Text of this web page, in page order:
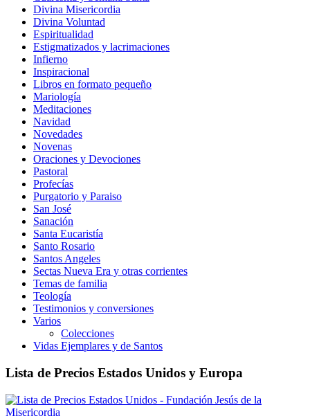
Divina Misericordia
Divina Voluntad
Espiritualidad
Estigmatizados y lacrimaciones
Infierno
Inspiracional
Libros en formato pequeño
Mariología
Meditaciones
Navidad
Novedades
Novenas
Oraciones y Devociones
Pastoral
Profecías
Purgatorio y Paraiso
San José
Sanación
Santa Eucaristía
Santo Rosario
Santos Angeles
Sectas Nueva Era y otras corrientes
Temas de familia
Teología
Testimonios y conversiones
Varios
Colecciones
Vidas Ejemplares y de Santos
Lista de Precios Estados Unidos y Europa